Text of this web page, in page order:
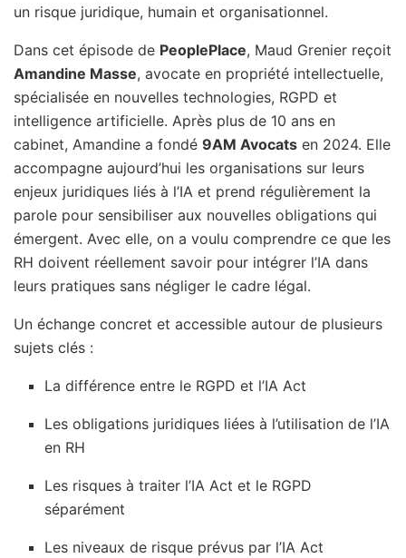
un risque juridique, humain et organisationnel.
Dans cet épisode de PeoplePlace, Maud Grenier reçoit
Amandine Masse, avocate en propriété intellectuelle,
spécialisée en nouvelles technologies, RGPD et
intelligence artificielle. Après plus de 10 ans en
cabinet, Amandine a fondé 9AM Avocats en 2024. Elle
accompagne aujourd’hui les organisations sur leurs
enjeux juridiques liés à l’IA et prend régulièrement la
parole pour sensibiliser aux nouvelles obligations qui
émergent. Avec elle, on a voulu comprendre ce que les
RH doivent réellement savoir pour intégrer l’IA dans
leurs pratiques sans négliger le cadre légal.
Un échange concret et accessible autour de plusieurs
sujets clés :
La différence entre le RGPD et l’IA Act
Les obligations juridiques liées à l’utilisation de l’IA
en RH
Les risques à traiter l’IA Act et le RGPD
séparément
Les niveaux de risque prévus par l’IA Act